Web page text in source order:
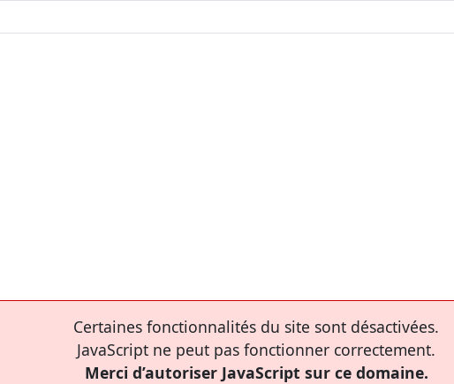
Certaines fonctionnalités du site sont désactivées.
JavaScript ne peut pas fonctionner correctement.
Merci d’autoriser JavaScript sur ce domaine.